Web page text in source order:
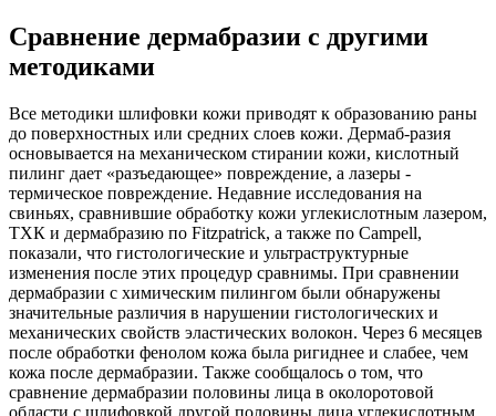
Сравнение дермабразии с другими
методиками
Все методики шлифовки кожи приводят к образованию раны
до поверхностных или средних слоев кожи. Дермаб-разия
основывается на механическом стирании кожи, кислотный
пилинг дает «разъедающее» повреждение, а лазеры -
термическое повреждение. Недавние исследования на
свиньях, сравнившие обработку кожи углекислотным лазером,
ТХК и дермабразию по Fitzpatrick, а также по Campell,
показали, что гистологические и ультраструктурные
изменения после этих процедур сравнимы. При сравнении
дермабразии с химическим пилингом были обнаружены
значительные различия в нарушении гистологических и
механических свойств эластических волокон. Через 6 месяцев
после обработки фенолом кожа была ригиднее и слабее, чем
кожа после дермабразии. Также сообщалось о том, что
сравнение дермабразии половины лица в околоротовой
области с шлифовкой другой половины лица углекислотным